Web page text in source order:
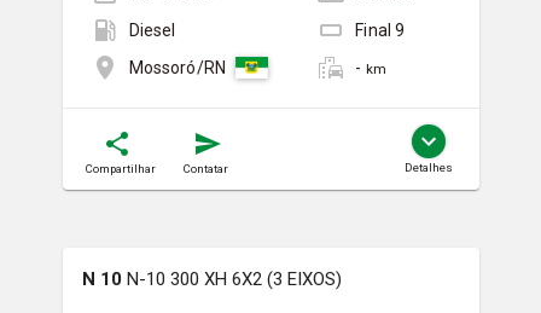
Diesel
Final9
Mossoró/RN
- km
Compartilhar Contatar Detalhes
N 10 N-10 300 XH 6X2 (3 EIXOS)